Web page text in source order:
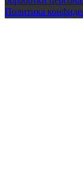
Политика